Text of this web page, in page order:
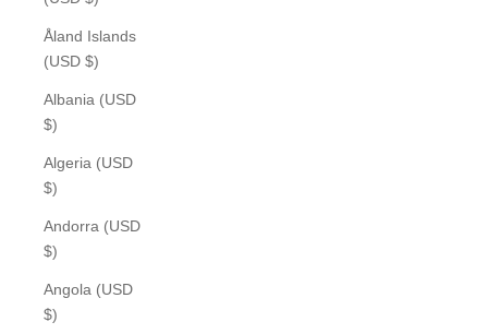
Åland Islands
(USD $)
Albania (USD
$)
Algeria (USD
$)
Andorra (USD
$)
Angola (USD
$)